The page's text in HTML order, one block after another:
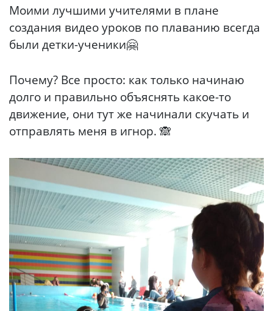
Моими лучшими учителями в плане
создания видео уроков по плаванию всегда
были детки-ученики🤗
Почему? Все просто: как только начинаю
долго и правильно объяснять какое-то
движение, они тут же начинали скучать и
отправлять меня в игнор. 🙈